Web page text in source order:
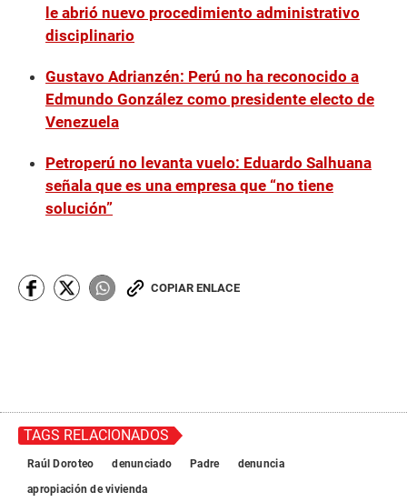
le abrió nuevo procedimiento administrativo
disciplinario
Gustavo Adrianzén: Perú no ha reconocido a
Edmundo González como presidente electo de
Venezuela
Petroperú no levanta vuelo: Eduardo Salhuana
señala que es una empresa que “no tiene
solución”
COPIAR ENLACE
TAGS RELACIONADOS
Raúl Doroteo denunciado Padre
denuncia
apropiación de vivienda